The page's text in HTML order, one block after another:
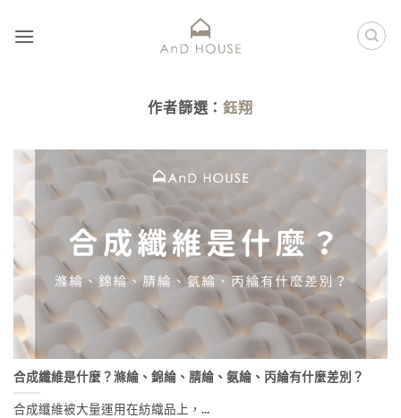
作者篩選：鈺翔
合成纖維是什麼？滌綸、錦綸、腈綸、氨綸、丙綸有什麼差別？
合成纖維被大量運用在紡織品上，...